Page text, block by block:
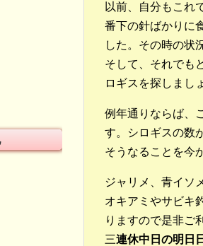
以前、自分もこれ
番下の針ばかりに
した。その時の状
そして、それでも
ロギスを探しまし
例年通りならば、
す。シロギスの数
そうなることを今
ジャリメ、青イソ
オキアミやサビキ
りますので是非ご
三連休中日の明日